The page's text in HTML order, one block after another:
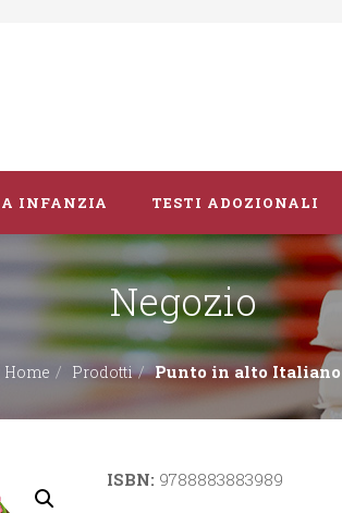
INFANZIA TESTI ADOZIONALI
Negozio
Home Prodotti Punto in alto Italiano
ISBN: 9788883883989